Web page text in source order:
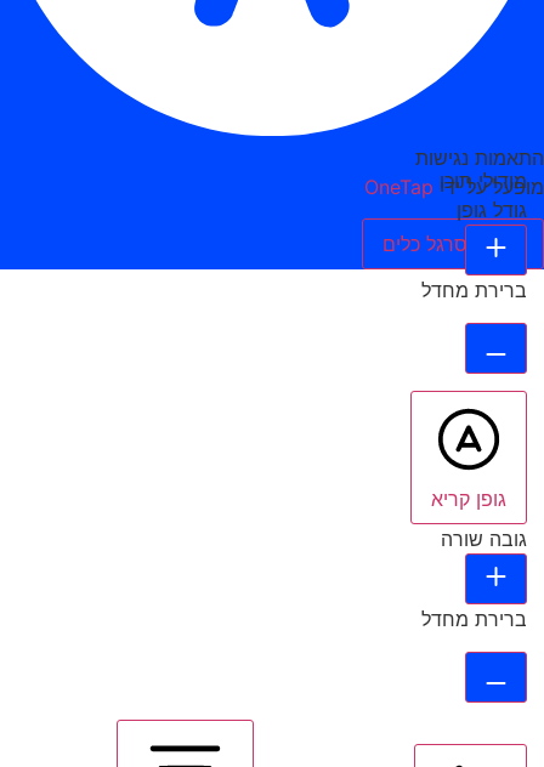
התאמות נגישות
מופעל על ידי OneTap
הסתר סרגל כלים
מודולי תוכן
גודל גופן
ברירת מחדל
גופן קריא
גובה שורה
ברירת מחדל